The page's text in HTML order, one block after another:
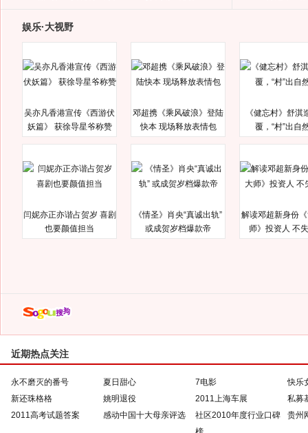
娱乐·大视野
吴亦凡香港宣传《西游伏
妖篇》 获徐导星爷称赞
邓超携《乘风破浪》登陆
快本 现场释放表情包
《健忘村》舒淇
覆，“村”出自
闫妮亦正亦谐占贺岁 喜剧
也要颜值担当
《情圣》肖央“真诚出轨”
或成贺岁档爆款帝
解读邓超新身份
师》投资人 不
近期热点关注
永不磨灭的番号 夏日甜心 7电影
快乐
新还珠格格
姚明退役 2011上海车展
私募
2011高考试题答案
感动中国十大母亲评选
社区2010年度行业口碑
贵州